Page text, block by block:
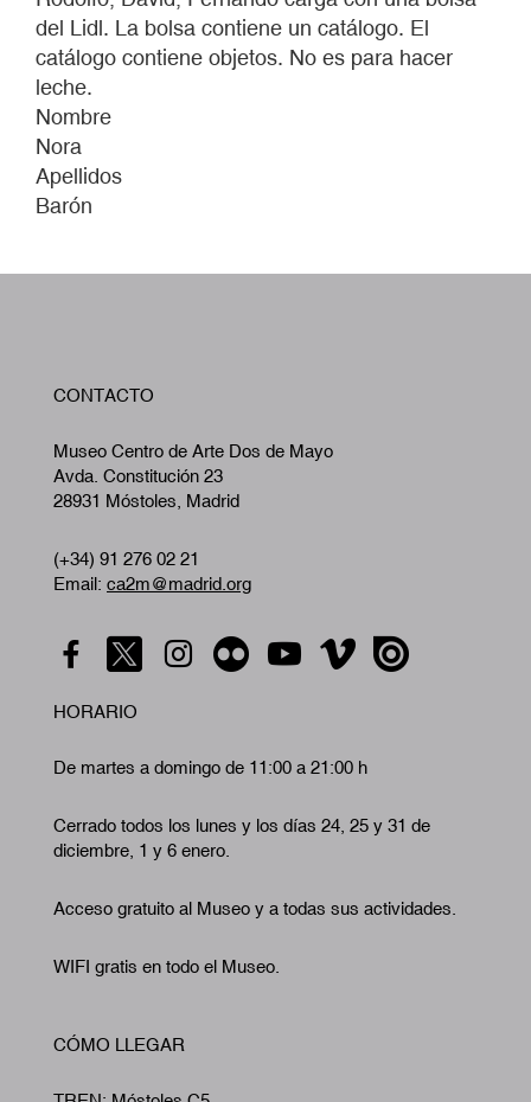
del Lidl. La bolsa contiene un catálogo. El
catálogo contiene objetos. No es para hacer
leche.
Nombre
Nora
Apellidos
Barón
CONTACTO
Museo Centro de Arte Dos de Mayo
Avda. Constitución 23
28931 Móstoles, Madrid
(+34) 91 276 02 21
Email: ca2m@madrid.org
HORARIO
De martes a domingo de 11:00 a 21:00 h
Cerrado todos los lunes y los días 24, 25 y 31 de
diciembre, 1 y 6 enero.
Acceso gratuito al Museo y a todas sus actividades.
WIFI gratis en todo el Museo.
CÓMO LLEGAR